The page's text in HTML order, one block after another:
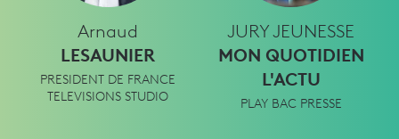
Arnaud
LESAUNIER
PRESIDENT DE FRANCE
TELEVISIONS STUDIO
JURY JEUNESSE
MON QUOTIDIEN
L'ACTU
PLAY BAC PRESSE